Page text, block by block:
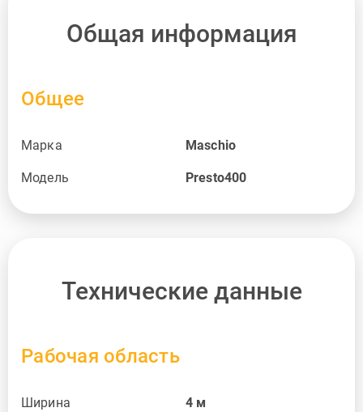
Общая информация
Общее
Марка Maschio
Модель Presto400
Технические данные
Рабочая область
Ширина 4 м